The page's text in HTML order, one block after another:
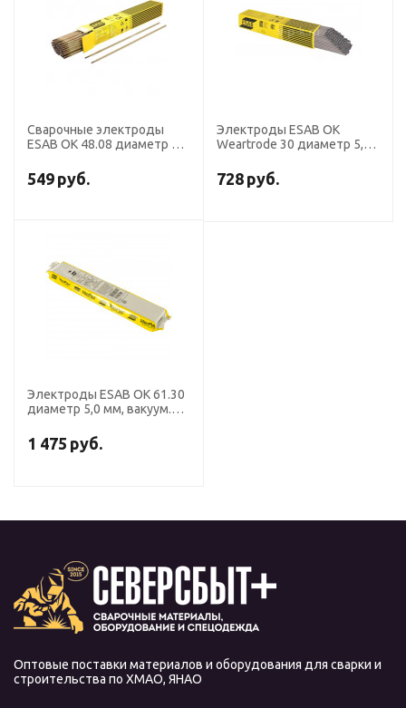
Сварочные электроды
ESAB OK 48.08 диаметр 5,0
549 руб.
Электроды ESAB OK
Weartrode 30 диаметр 5,0
728 руб.
Электроды ESAB OK 61.30
диаметр 5,0 мм, вакуум.уп.
1 475 руб.
Оптовые поставки материалов и оборудования для сварки и
строительства по ХМАО, ЯНАО